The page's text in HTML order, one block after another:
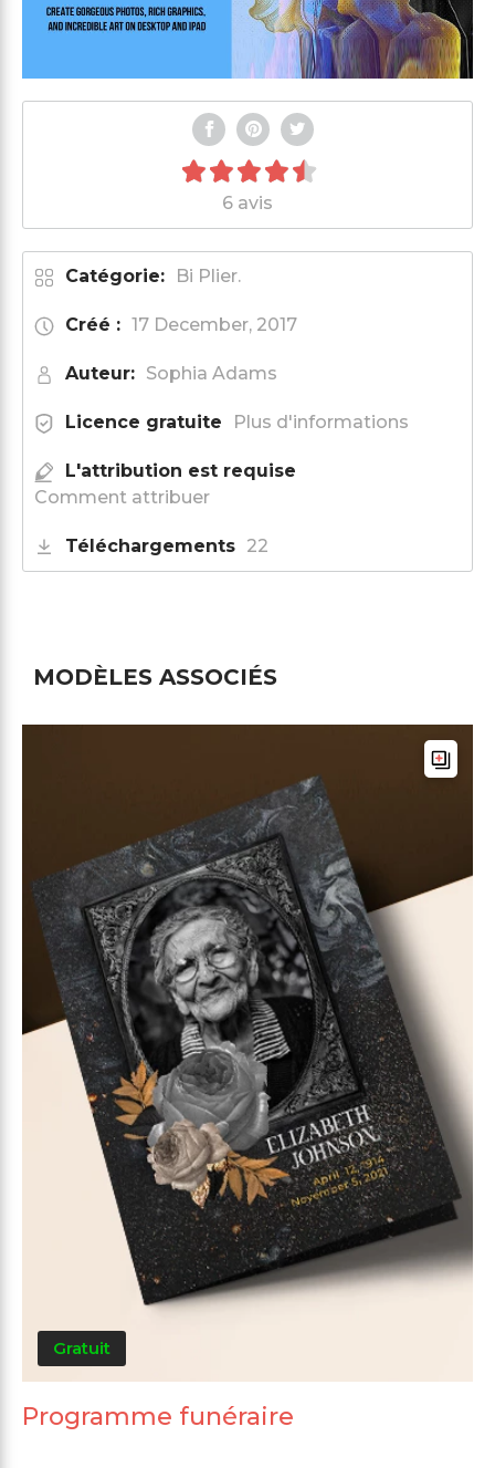
6 avis
Catégorie: Bi Plier.
Créé : 17 December, 2017
Auteur: Sophia Adams
Licence gratuite Plus d'informations
L'attribution est requise
Comment attribuer
Téléchargements 22
MODÈLES ASSOCIÉS
Gratuit
Programme funéraire